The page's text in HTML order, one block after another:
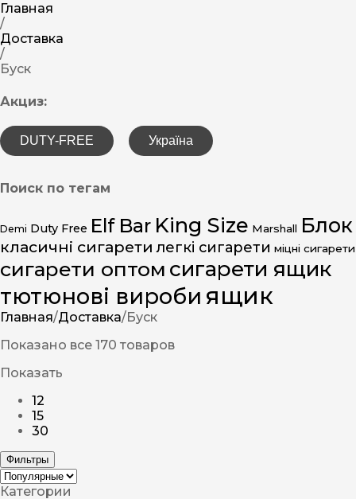
Главная
/
Доставка
/
Буск
Акциз:
DUTY-FREE Україна
Поиск по тегам
Demi Duty Free Elf Bar King Size Marshall Блок
класичні сигарети легкі сигарети міцні сигарети
сигарети оптом сигарети ящик
тютюнові вироби ящик
Главная/Доставка/Буск
Показано все 170 товаров
Показать
12
15
30
Фильтры
Категории